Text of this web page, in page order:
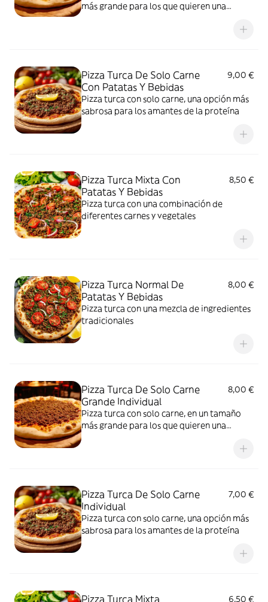
más grande para los que quieren una
Pizza Turca De Solo Carne
Con Patatas Y Bebidas
9,00 €
Pizza turca con solo carne, una opción más
sabrosa para los amantes de la proteína
Pizza Turca Mixta Con
Patatas Y Bebidas
8,50 €
Pizza turca con una combinación de
diferentes carnes y vegetales
Pizza Turca Normal De
Patatas Y Bebidas
8,00 €
Pizza turca con una mezcla de ingredientes
tradicionales
Pizza Turca De Solo Carne
Grande Individual
8,00 €
Pizza turca con solo carne, en un tamaño
más grande para los que quieren una
Pizza Turca De Solo Carne
Individual
7,00 €
Pizza turca con solo carne, una opción más
sabrosa para los amantes de la proteína
Pizza Turca Mixta 6,50 €